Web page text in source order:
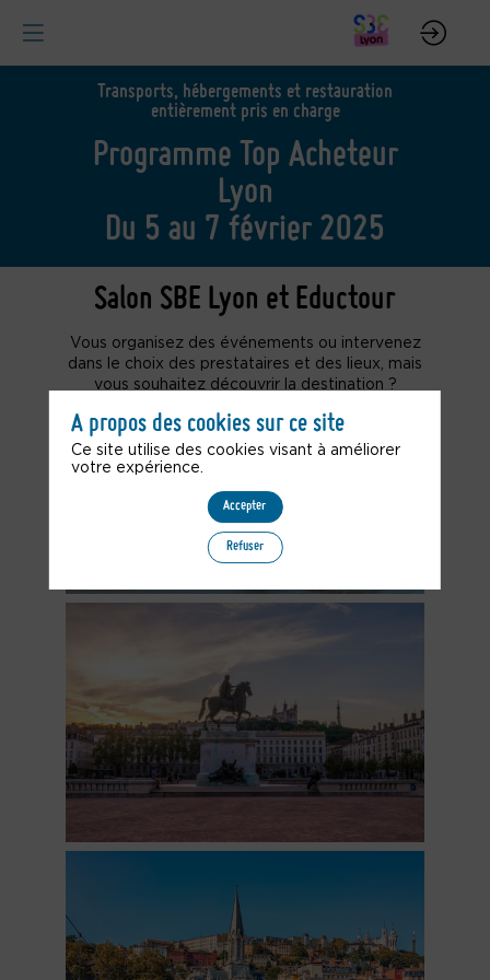
Transports, hébergements et restauration
entièrement pris en charge
Programme Top Acheteur
Lyon
Du 5 au 7 février 2025
Salon SBE Lyon et Eductour
Vous organisez des événements ou intervenez
dans le choix des prestataires et des lieux, mais
A propos des cookies sur ce site
Ce site utilise des cookies visant à améliorer
votre expérience.
Accepter
Refuser